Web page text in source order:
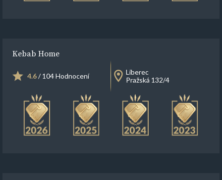
Kebab Home
4.6/ 104 Hodnocení
Liberec
Pražská 132/4